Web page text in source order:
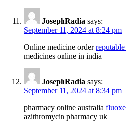
JosephRadia says:
September 11, 2024 at 8:24 pm
Online medicine order
medicines online in india
JosephRadia says:
September 11, 2024 at 8:34 pm
pharmacy online australia
azithromycin pharmacy uk